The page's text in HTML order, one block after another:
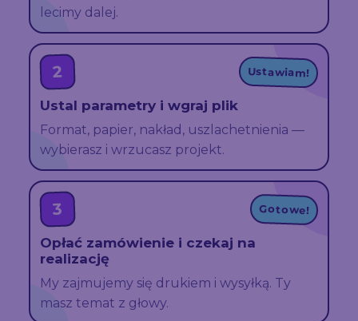
lecimy dalej.
2 Ustawiam!
Ustal parametry i wgraj plik
Format, papier, nakład, uszlachetnienia —
wybierasz i wrzucasz projekt.
3 Gotowe!
Opłać zamówienie i czekaj na
realizację
My zajmujemy się drukiem i wysyłką. Ty
masz temat z głowy.